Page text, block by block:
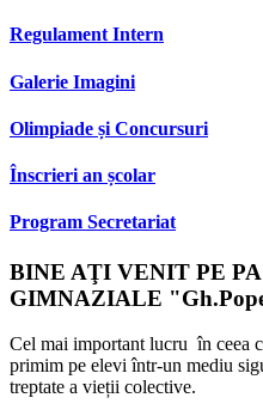
Regulament Intern
Galerie Imagini
Olimpiade și Concursuri
Înscrieri an școlar
Program Secretariat
BINE AŢI VENIT PE
GIMNAZIALE
Cel mai important lucru în ceea
primim pe elevi într-un mediu
treptate a vieții colective.